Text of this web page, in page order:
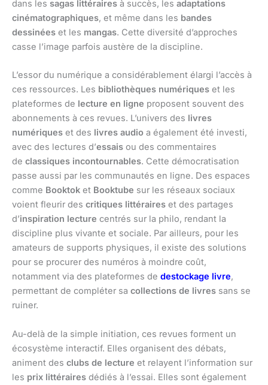
dans les sagas littéraires à succès, les adaptations
cinématographiques, et même dans les bandes
dessinées et les mangas. Cette diversité d’approches
casse l’image parfois austère de la discipline.
L’essor du numérique a considérablement élargi l’accès à
ces ressources. Les bibliothèques numériques et les
plateformes de lecture en ligne proposent souvent des
abonnements à ces revues. L’univers des livres
numériques et des livres audio a également été investi,
avec des lectures d’essais ou des commentaires
de classiques incontournables. Cette démocratisation
passe aussi par les communautés en ligne. Des espaces
comme Booktok et Booktube sur les réseaux sociaux
voient fleurir des critiques littéraires et des partages
d’inspiration lecture centrés sur la philo, rendant la
discipline plus vivante et sociale. Par ailleurs, pour les
amateurs de supports physiques, il existe des solutions
pour se procurer des numéros à moindre coût,
notamment via des plateformes de destockage livre,
permettant de compléter sa collections de livres sans se
ruiner.
Au-delà de la simple initiation, ces revues forment un
écosystème interactif. Elles organisent des débats,
animent des clubs de lecture et relayent l’information sur
les prix littéraires dédiés à l’essai. Elles sont également